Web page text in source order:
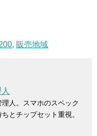
, 販売地域
人。スマホのスペック
とチップセット重視。